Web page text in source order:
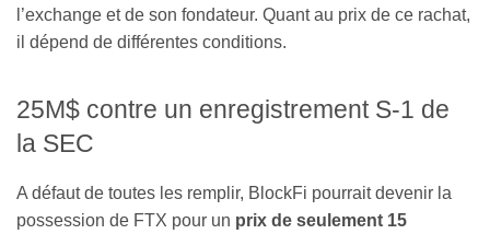
l’exchange et de son fondateur. Quant au prix de ce rachat,
il dépend de différentes conditions.
25M$ contre un enregistrement S-1 de
la SEC
A défaut de toutes les remplir, BlockFi pourrait devenir la
possession de FTX pour un prix de seulement 15